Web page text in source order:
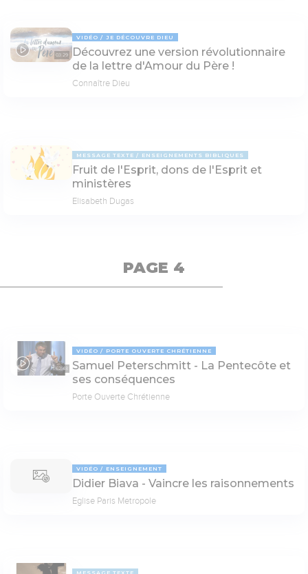
03:29
VIDÉO JE DÉCOUVRE DIEU
Découvrez une version révolutionnaire
de la lettre d'Amour du Père !
Connaître Dieu
MESSAGE TEXTE ENSEIGNEMENTS BIBLIQUES
Fruit de l'Esprit, dons de l'Esprit et
ministères
Elisabeth Dugas
PAGE 4
62:48
VIDÉO PORTE OUVERTE CHRÉTIENNE
Samuel Peterschmitt - La Pentecôte et
ses conséquences
Porte Ouverte Chrétienne
VIDÉO ENSEIGNEMENT
Didier Biava - Vaincre les raisonnements
Eglise Paris Metropole
MESSAGE TEXTE